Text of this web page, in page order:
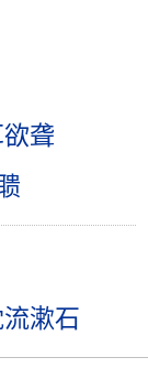
聋
漱石